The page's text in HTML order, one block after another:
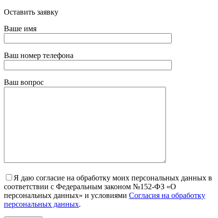
Оставить заявку
Ваше имя
Ваш номер телефона
Ваш вопрос
Я даю согласие на обработку моих персональных данных в
соответствии с Федеральным законом №152-ФЗ «О
персональных данных» и условиями Согласия на обработку
персональных данных.